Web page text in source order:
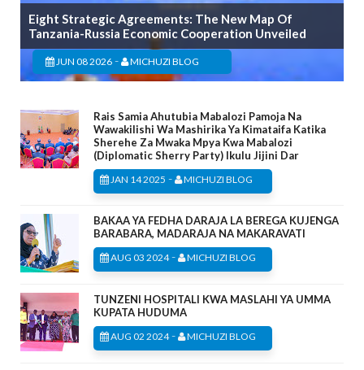
Eight Strategic Agreements: The New Map Of
Tanzania-Russia Economic Cooperation Unveiled
JUN 08 2026 - MICHUZI BLOG
Rais Samia Ahutubia Mabalozi Pamoja Na
Wawakilishi Wa Mashirika Ya Kimataifa Katika
Sherehe Za Mwaka Mpya Kwa Mabalozi
(Diplomatic Sherry Party) Ikulu Jijini Dar
JAN 14 2025 - MICHUZI BLOG
BAKAA YA FEDHA DARAJA LA BEREGA KUJENGA
BARABARA, MADARAJA NA MAKARAVATI
AUG 03 2024- MICHUZI BLOG
TUNZENI HOSPITALI KWA MASLAHI YA UMMA
KUPATA HUDUMA
AUG 02 2024- MICHUZI BLOG